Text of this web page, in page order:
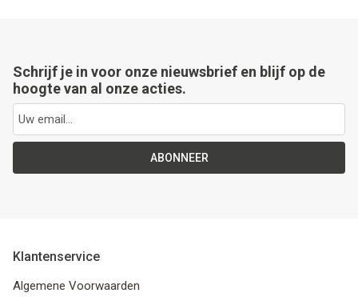
Schrijf je in voor onze nieuwsbrief en blijf op de
hoogte van al onze acties.
ABONNEER
Klantenservice
Algemene Voorwaarden